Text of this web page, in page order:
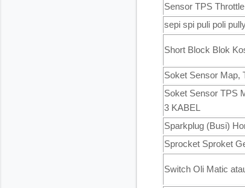
Sensor TPS
sepi spi puli poli
Short Block Blok
Soket Sensor Map,
Soket Sensor TPS
3 KABEL
Sparkplug (Busi)
Sprocket Sproket
Switch Oli Matic